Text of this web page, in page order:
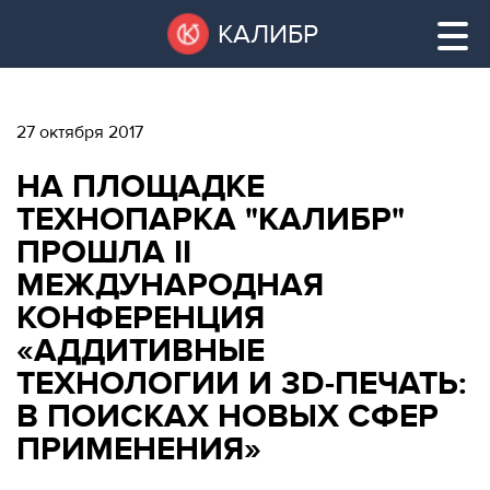
все
к
ВАКАНТНЫЕ ПЛОЩАДИ
ТЕХНОПАРК
АРЕНДА ПОМЕЩЕНИЙ
КОНФЕРЕНЦ-ЗАЛЫ
НОВОСТИ
КАЛИБР
ПЛОЩАДИ
ТЕХНОПАРК
КОНФЕРЕНЦ-
ЗАЛЫ
НОВОСТИ
О
27 октября 2017
НА ПЛОЩАДКЕ
ТЕХНОПАРКА "КАЛИБР"
ПРОШЛА II
МЕЖДУНАРОДНАЯ
КОНФЕРЕНЦИЯ
«АДДИТИВНЫЕ
ТЕХНОЛОГИИ И 3D-ПЕЧАТЬ:
В ПОИСКАХ НОВЫХ СФЕР
ПРИМЕНЕНИЯ»